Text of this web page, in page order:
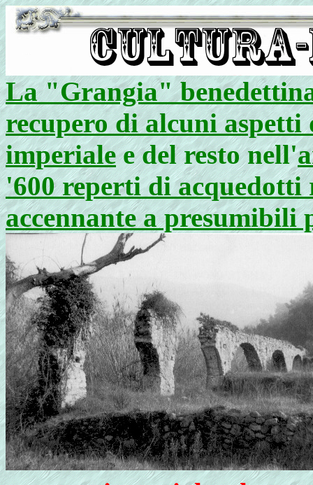
La "Grangia"
recupero di alcuni
imperialee del resto nell'
'600 reperti di acquedotti
accennante a presumibili